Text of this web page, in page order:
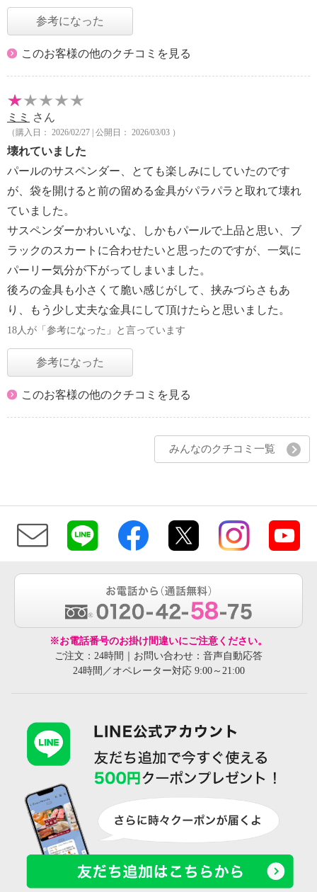
参考になった
このお客様の他のクチコミを見る
ミミ さん
（購入日： 2026/02/27 | 公開日： 2026/03/03 ）
壊れていました
パールのサスペンダー、とても楽しみにしていたのです
が、袋を開けると前の留める金具がパラパラと取れて壊れ
ていました。
サスペンダーかわいいな、しかもパールで上品と思い、ブ
ラックのスカートに合わせたいと思ったのですが、一気に
パーリー気分が下がってしまいました。
後ろの金具も小さくて脆い感じがして、挟みづらさもあ
り、もう少し丈夫な金具にして頂けたらと思いました。
18人が「参考になった」と言っています
参考になった
このお客様の他のクチコミを見る
みんなのクチコミ一覧
※お電話番号のお掛け間違いにご注意ください。
ご注文：24時間｜お問い合わせ：音声自動応答
24時間／オペレーター対応 9:00～21:00